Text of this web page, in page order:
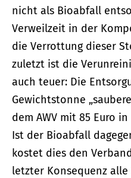
nicht als Bioabfall
Verweilzeit in der
die Verrottung dieser
zuletzt ist die
auch teuer: Die
Gewichtstonne
dem AWV mit 85 Euro
Ist der Bioabfall
kostet dies den
letzter Konsequenz alle